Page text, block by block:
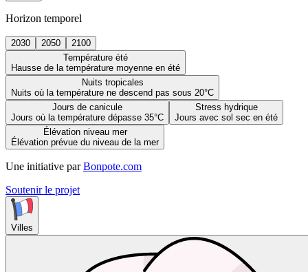
Horizon temporel
2030 2050
2100
Température été
Hausse de la température moyenne en été
Nuits tropicales
Nuits où la température ne descend pas sous 20°C
Jours de canicule
Jours où la température dépasse 35°C
Stress hydrique
Jours avec sol sec en été
Élévation niveau mer
Élévation prévue du niveau de la mer
Une initiative par Bonpote.com
Soutenir le projet
Villes